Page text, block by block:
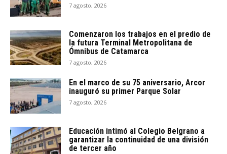
7 agosto, 2026
Comenzaron los trabajos en el predio de
la futura Terminal Metropolitana de
Ómnibus de Catamarca
7 agosto, 2026
En el marco de su 75 aniversario, Arcor
inauguró su primer Parque Solar
7 agosto, 2026
Educación intimó al Colegio Belgrano a
garantizar la continuidad de una división
de tercer año